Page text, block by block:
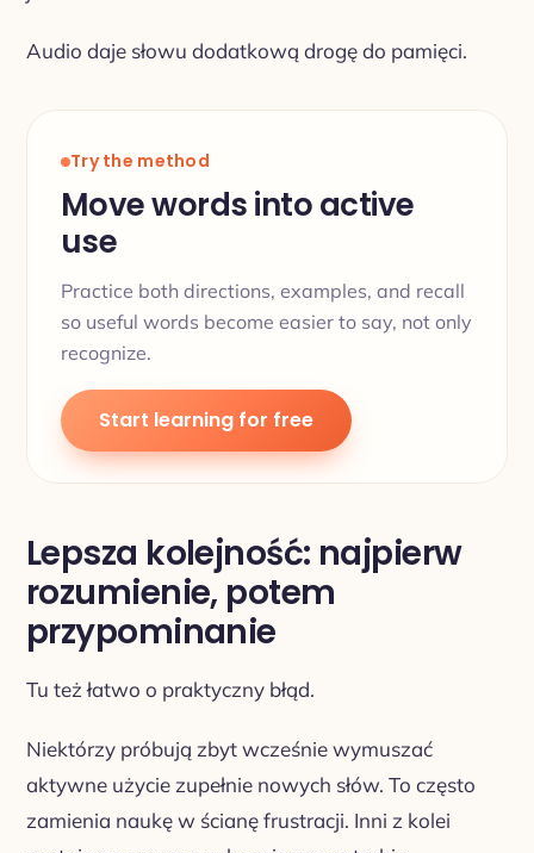
Audio daje słowu dodatkową drogę do pamięci.
Try the method
Move words into active
use
Practice both directions, examples, and recall
so useful words become easier to say, not only
recognize.
Start learning for free
Lepsza kolejność: najpierw
rozumienie, potem
przypominanie
Tu też łatwo o praktyczny błąd.
Niektórzy próbują zbyt wcześnie wymuszać
aktywne użycie zupełnie nowych słów. To często
zamienia naukę w ścianę frustracji. Inni z kolei